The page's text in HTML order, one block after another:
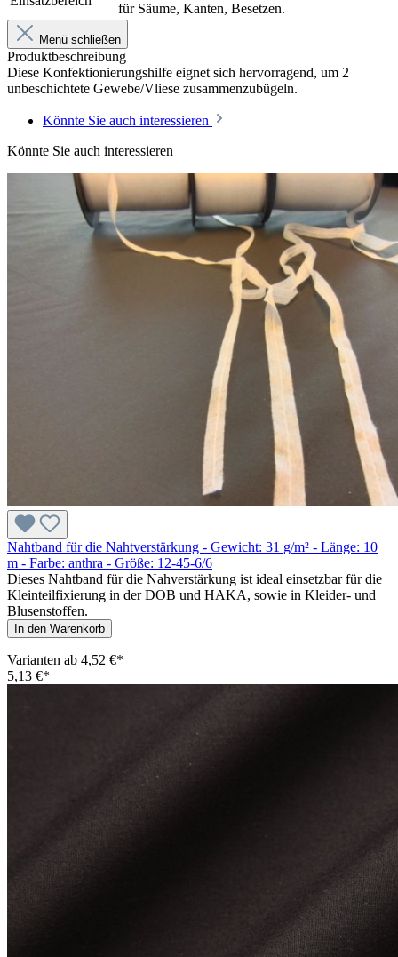
für Säume, Kanten, Besetzen.
Menü schließen
Produktbeschreibung
Diese Konfektionierungshilfe eignet sich hervorragend, um 2
unbeschichtete Gewebe/Vliese zusammenzubügeln.
Könnte Sie auch interessieren
Könnte Sie auch interessieren
Nahtband für die Nahtverstärkung - Gewicht: 31 g/m² - Länge: 10
m - Farbe: anthra - Größe: 12-45-6/6
Dieses Nahtband für die Nahverstärkung ist ideal einsetzbar für die
Kleinteilfixierung in der DOB und HAKA, sowie in Kleider- und
Blusenstoffen.
In den Warenkorb
Varianten ab 4,52 €*
5,13 €*